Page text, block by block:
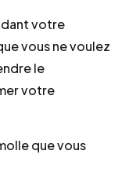
votre
vous ne voulez
le
votre
que vous